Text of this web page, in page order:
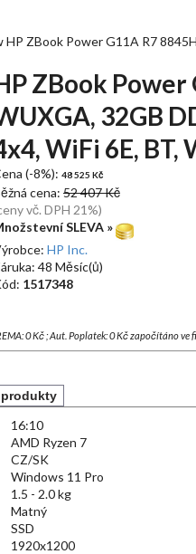
HP ZBook Power G11A R7
ZBook Power
32GB
WiFi 6E,
(-8%): 48 525 Kč
cena: 52 407 Kč
vč. DPH 21%)
SLEVA »
HP Inc.
48 Měsíc(ů)
1517348
0 Kč ; Aut. Poplatek: 0 Kč započítáno
16:10
AMD Ryzen 7
CZ/SK
Windows 11 Pro
1.5 - 2.0 kg
Matný
SSD
1920x1200